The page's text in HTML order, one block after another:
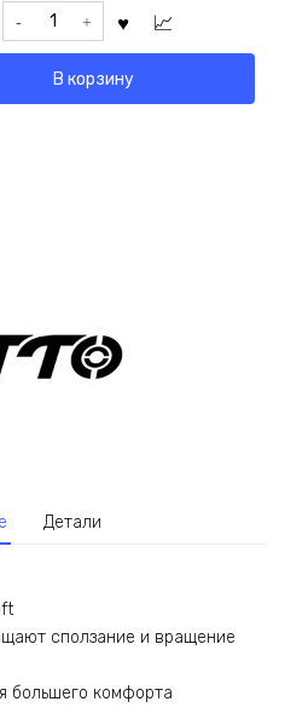
Количество
товара
В корзину
Детали
сползание и вращение
большего комфорта